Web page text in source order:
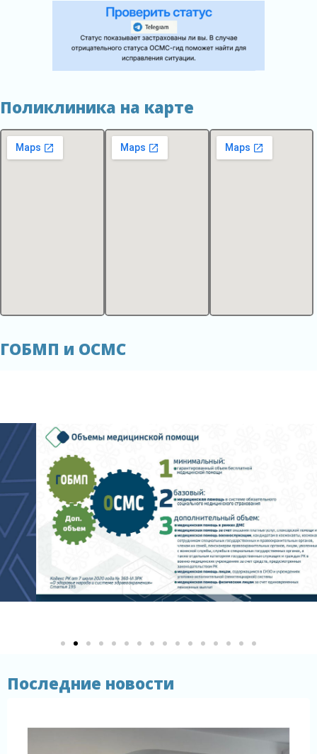
Поликлиника на карте
ГОБМП и ОСМС
Последние новости